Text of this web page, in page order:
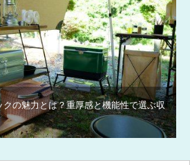
の魅力とは？重厚感と機能性で選ぶ収